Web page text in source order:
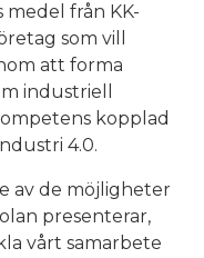
från KK-
som vill
att forma
industriell
kopplad
4.0.
av de möjligheter
presenterar,
vårt samarbete